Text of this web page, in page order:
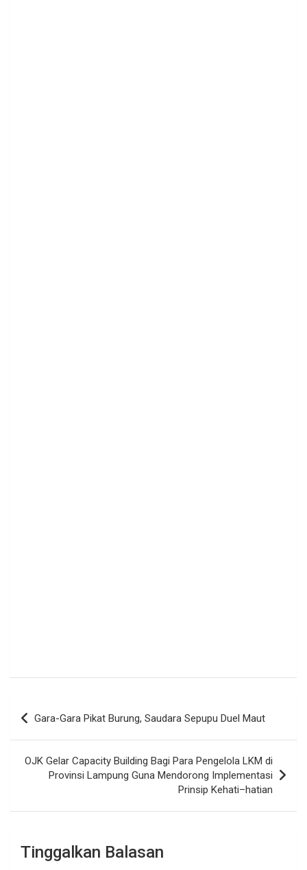
Navigasi
pos
Gara-Gara Pikat Burung, Saudara Sepupu Duel Maut
OJK Gelar Capacity Building Bagi Para Pengelola LKM di
Provinsi Lampung Guna Mendorong Implementasi
Prinsip Kehati–hatian
Tinggalkan Balasan